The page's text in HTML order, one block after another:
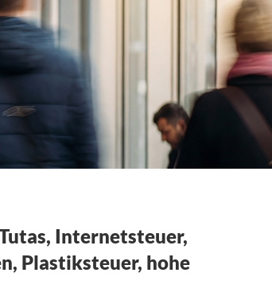
Internetsteuer,
Plastiksteuer, hohe